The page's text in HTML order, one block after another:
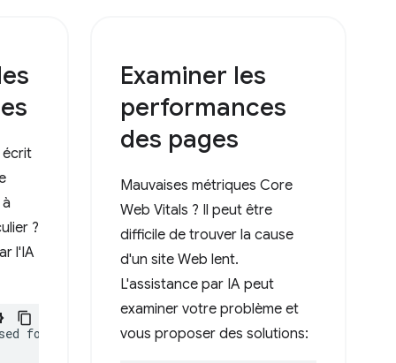
écrit
?
l'IA
for?
Examiner les
performances
des pages
Mauvaises métriques Core
Web Vitals ? Il peut être
difficile de trouver la cause
d'un site Web lent.
L'assistance par IA peut
examiner votre problème et
vous proposer des solutions: